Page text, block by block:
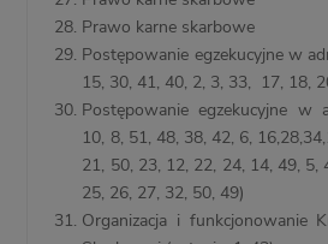
Prawo karne skarbowe
Postępowanie egzekucyjne w
15, 30, 41, 40, 2, 3, 33, 17, 18,
Postępowanie egzekucyjne w
10, 8, 51, 48, 38, 42, 6,
21, 50, 23, 12, 22, 24, 14, 49, 5,
25, 26, 27, 32, 50, 49)
Organizacja i funkcjonowanie